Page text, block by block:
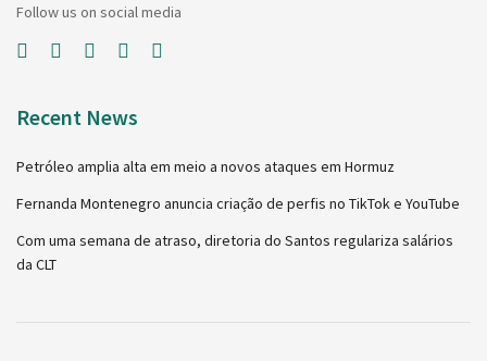
Follow us on social media
Recent News
Petróleo amplia alta em meio a novos ataques em Hormuz
Fernanda Montenegro anuncia criação de perfis no TikTok e YouTube
Com uma semana de atraso, diretoria do Santos regulariza salários
da CLT